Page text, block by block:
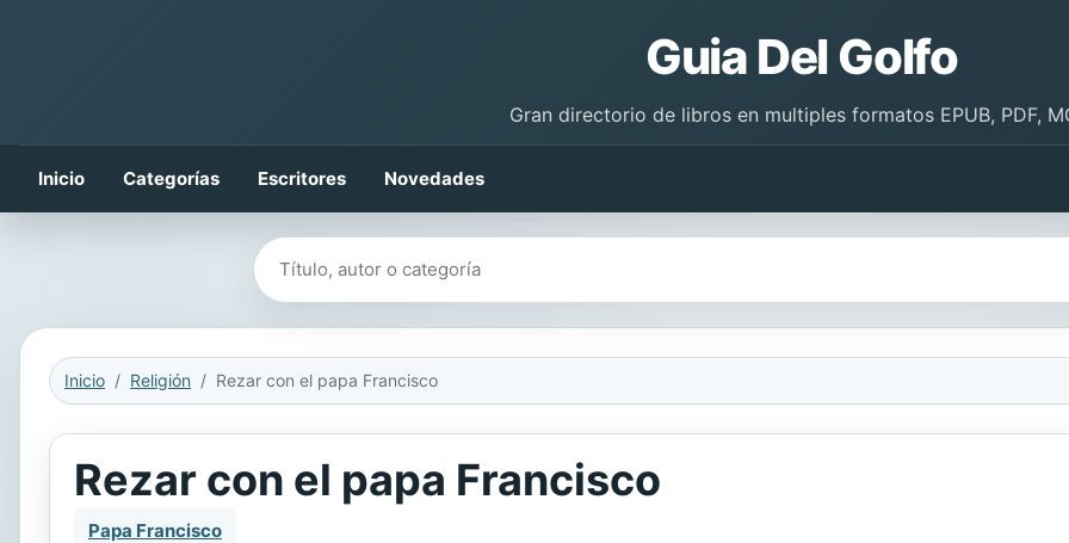
Guia Del Golfo
Gran directorio de libros en multiples formatos EPUB, PDF,
Inicio Categorías Escritores Novedades
Buscar libros
Inicio Religión Rezar con el papa Francisco
Rezar con el papa Francisco
Papa Francisco